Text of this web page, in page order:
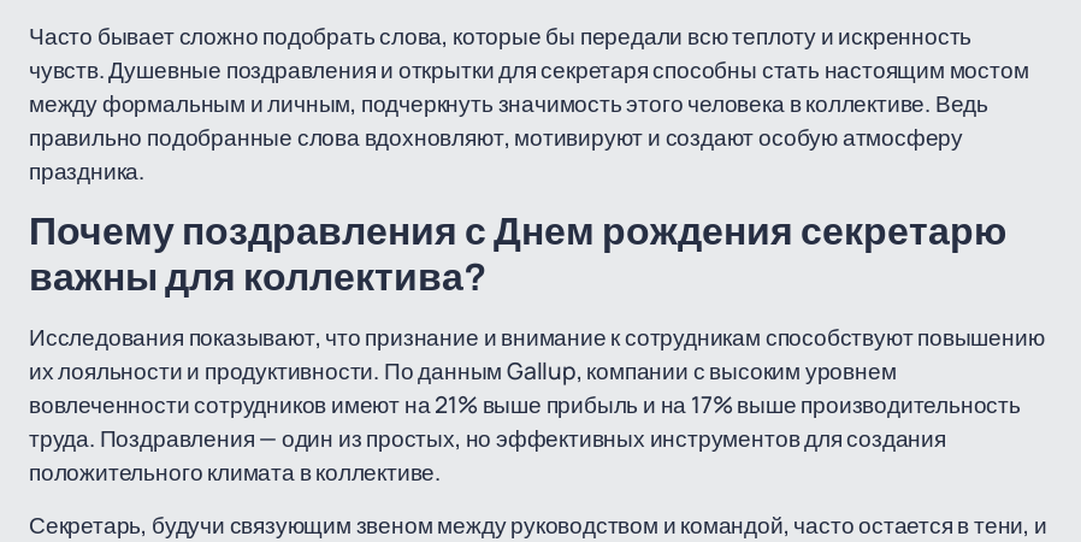
Часто бывает сложно подобрать слова, которые бы передали всю теплоту и искренность
чувств. Душевные поздравления и открытки для секретаря способны стать настоящим мостом
между формальным и личным, подчеркнуть значимость этого человека в коллективе. Ведь
правильно подобранные слова вдохновляют, мотивируют и создают особую атмосферу
праздника.
Почему поздравления с Днем рождения секретарю
важны для коллектива?
Исследования показывают, что признание и внимание к сотрудникам способствуют повышению
их лояльности и продуктивности. По данным Gallup, компании с высоким уровнем
вовлеченности сотрудников имеют на 21% выше прибыль и на 17% выше производительность
труда. Поздравления — один из простых, но эффективных инструментов для создания
положительного климата в коллективе.
Секретарь, будучи связующим звеном между руководством и командой, часто остается в тени, и